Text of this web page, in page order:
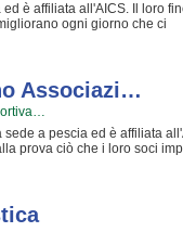
è affiliata all'AICS. Il loro
ogni giorno che ci
gli uni dagli altri e di
iscritti "storici" sono tra i più
non c'è cosa che dia più
scaturisce facendo attività
più farne a meno!! Cosa
è una grande
tempo libero lontano dagli
in sede o mandare un
Associazi…
a pescia ed è affiliata
prova ciò che i loro soci
a chiunque l'opportunità di
e nuove soluzioni! I loro
collaborazione; per loro
scaturisce facendo giochi
più farne a meno!! Provare